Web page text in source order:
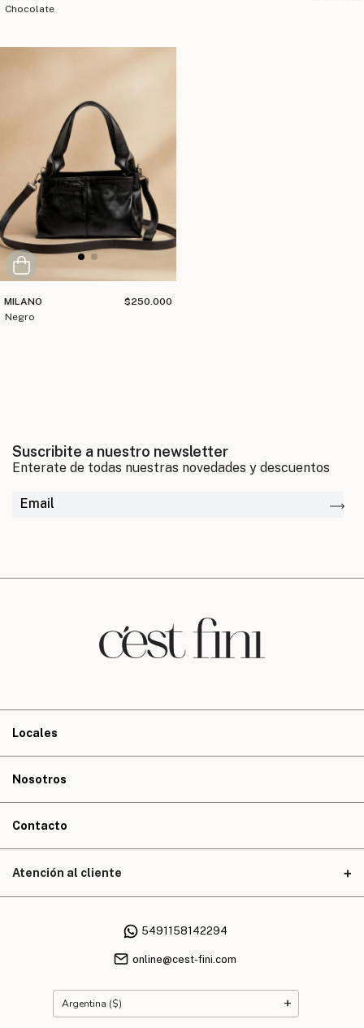
chocolate
MILANO
negro
$250.000
Suscribite a nuestro newsletter
Locales
Nosotros
Contacto
Atención al cliente
5491158142294
online@cest-fini.com